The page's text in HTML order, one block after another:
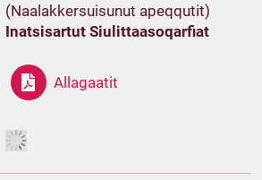
(Naalakkersuisunut apeqqutit)
Inatsisartut Siulittaasoqarfiat
Allagaatit